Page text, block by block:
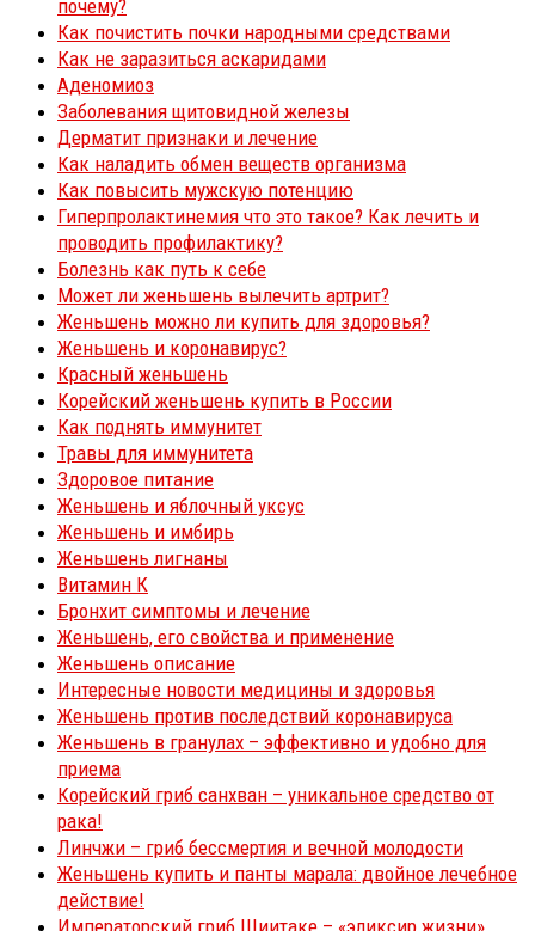
почему?
Как почистить почки народными средствами
Как не заразиться аскаридами
Аденомиоз
Заболевания щитовидной железы
Дерматит признаки и лечение
Как наладить обмен веществ организма
Как повысить мужскую потенцию
Гиперпролактинемия что это такое? Как лечить и
проводить профилактику?
Болезнь как путь к себе
Может ли женьшень вылечить артрит?
Женьшень можно ли купить для здоровья?
Женьшень и коронавирус?
Красный женьшень
Корейский женьшень купить в России
Как поднять иммунитет
Травы для иммунитета
Здоровое питание
Женьшень и яблочный уксус
Женьшень и имбирь
Женьшень лигнаны
Витамин К
Бронхит симптомы и лечение
Женьшень, его свойства и применение
Женьшень описание
Интересные новости медицины и здоровья
Женьшень против последствий коронавируса
Женьшень в гранулах – эффективно и удобно для
приема
Корейский гриб санхван – уникальное средство от
рака!
Линчжи – гриб бессмертия и вечной молодости
Женьшень купить и панты марала: двойное лечебное
действие!
Императорский гриб Шиитаке – «эликсир жизни»